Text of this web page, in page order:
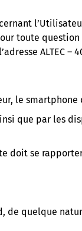
toute
ALTEC –
le
que par les
se
de quelque